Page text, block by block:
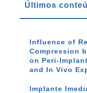
Últimos
Influence of
Compression
on Peri-
and In Vivo
Implante